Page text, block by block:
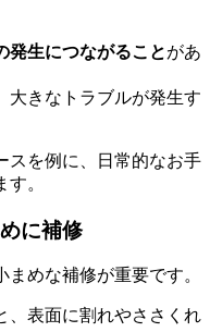
発生につながることがあ
大きなトラブルが発生す
スを例に、日常的なお手
。
に補修
めな補修が重要です。
、表面に割れやささくれ